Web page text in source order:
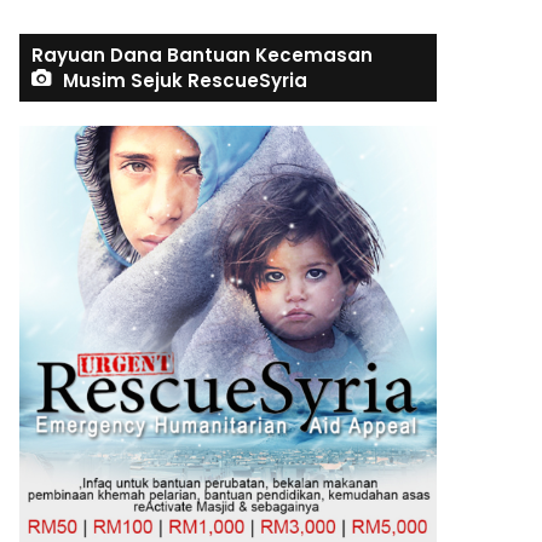
Rayuan Dana Bantuan Kecemasan
Musim Sejuk RescueSyria